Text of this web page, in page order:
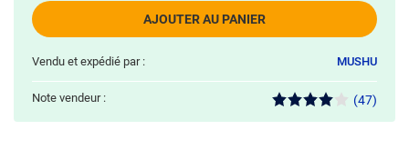
AJOUTER AU PANIER
Vendu et expédié par : MUSHU
Note vendeur : (47)